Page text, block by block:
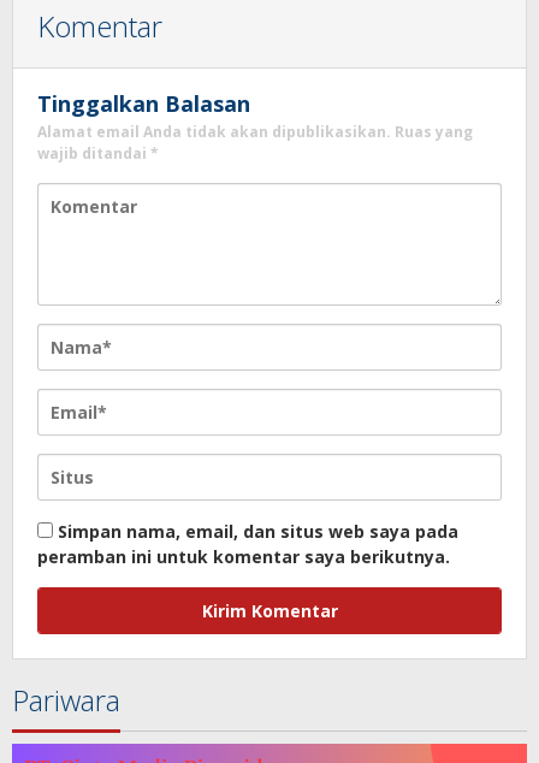
Komentar
Tinggalkan Balasan
Alamat email Anda tidak akan dipublikasikan. Ruas yang
wajib ditandai *
Simpan nama, email, dan situs web saya pada
peramban ini untuk komentar saya berikutnya.
Pariwara